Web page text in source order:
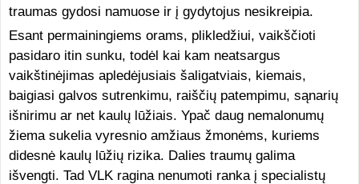
traumas gydosi namuose ir į gydytojus nesikreipia.
Esant permainingiems orams, plikledžiui, vaikščioti
pasidaro itin sunku, todėl kai kam neatsargus
vaikštinėjimas apledėjusiais šaligatviais, kiemais,
baigiasi galvos sutrenkimu, raiščių patempimu, sąnarių
išnirimu ar net kaulų lūžiais. Ypač daug nemalonumų
žiema sukelia vyresnio amžiaus žmonėms, kuriems
didesnė kaulų lūžių rizika. Dalies traumų galima
išvengti. Tad VLK ragina nenumoti ranka į specialistų